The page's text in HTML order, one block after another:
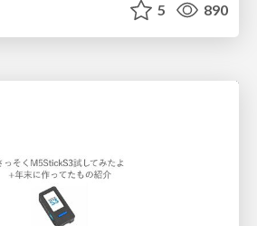
5 890